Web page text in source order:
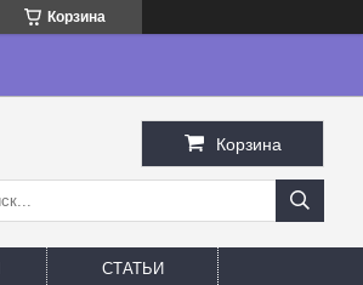
Корзина
Корзина
СТАТЬИ